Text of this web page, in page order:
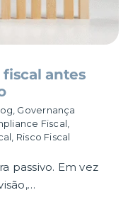
antes
Governança
Fiscal
Risco Fiscal
passivo. Em vez